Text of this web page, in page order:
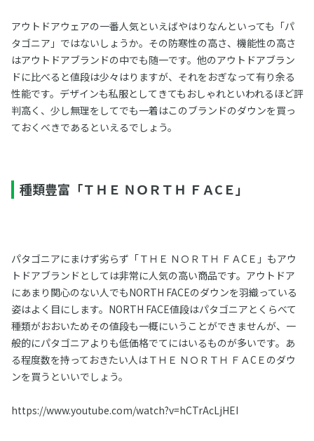
アウトドアウェアの一番人気といえばやはりなんといっても「パ
タゴニア」ではないしょうか。その防寒性の高さ、機能性の高さ
はアウトドアブランドの中でも随一です。他のアウトドアブラン
ドに比べると値段は少々はりますが、それをおぎなって有り余る
性能です。デザインも私服としてきてもおしゃれといわれるほど評
判高く、少し無理をしてでも一着はこのブランドのダウンを買っ
ておくべきであるといえるでしょう。
種類豊富「ＴＨＥ ＮＯＲＴＨ ＦＡCＥ」
パタゴニアにまけず劣らず「ＴＨＥ ＮＯＲＴＨ ＦＡCＥ」もアウ
トドアブランドとしては非常に人気の高い商品です。アウトドア
にあまり関心のない人でもNORTH FACEのダウンを羽織っている
姿はよく目にします。NORTH FACE値段はパタゴニアとくらべて
種類がおおいためその値段も一概にいうことができませんが、一
般的にパタゴニアよりも低価格でてにはいるものが多いです。あ
る程度数を持っておきたい人はＴＨＥ ＮＯＲＴＨ ＦＡCＥのダウ
ンを買うといいでしょう。
https://www.youtube.com/watch?v=hCTrAcLjHEI